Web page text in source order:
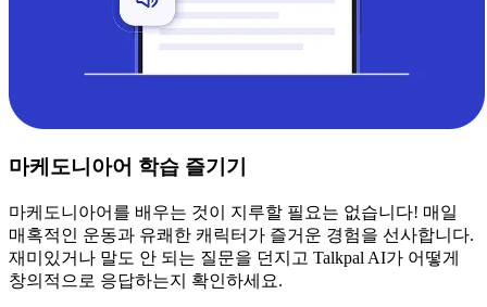
마케도니아어 학습 즐기기
마케도니아어를 배우는 것이 지루할 필요는 없습니다! 매일
매혹적인 운동과 유쾌한 캐릭터가 즐거운 경험을 선사합니다.
재미있거나 말도 안 되는 질문을 던지고 Talkpal AI가 어떻게
창의적으로 응답하는지 확인하세요.